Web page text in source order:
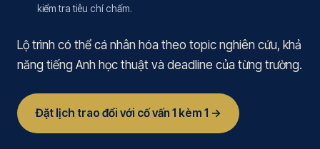
kiểm tra tiêu chí chấm.
Lộ trình có thể cá nhân hóa theo topic nghiên cứu, khả
năng tiếng Anh học thuật và deadline của từng trường.
Đặt lịch trao đổi với cố vấn 1 kèm 1 →